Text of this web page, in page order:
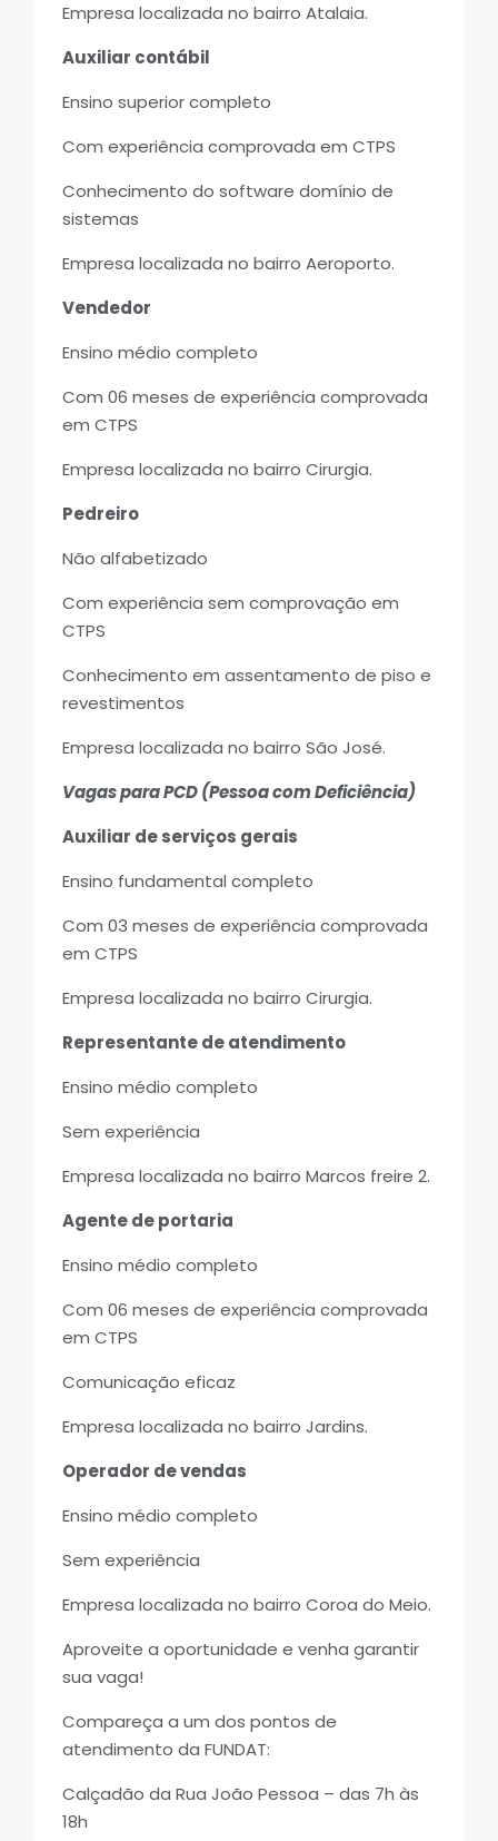
Empresa localizada no bairro Atalaia.
Auxiliar contábil
Ensino superior completo
Com experiência comprovada em CTPS
Conhecimento do software domínio de
sistemas
Empresa localizada no bairro Aeroporto.
Vendedor
Ensino médio completo
Com 06 meses de experiência comprovada
em CTPS
Empresa localizada no bairro Cirurgia.
Pedreiro
Não alfabetizado
Com experiência sem comprovação em
CTPS
Conhecimento em assentamento de piso e
revestimentos
Empresa localizada no bairro São José.
Vagas para PCD (Pessoa com Deficiência)
Auxiliar de serviços gerais
Ensino fundamental completo
Com 03 meses de experiência comprovada
em CTPS
Empresa localizada no bairro Cirurgia.
Representante de atendimento
Ensino médio completo
Sem experiência
Empresa localizada no bairro Marcos freire 2.
Agente de portaria
Ensino médio completo
Com 06 meses de experiência comprovada
em CTPS
Comunicação eficaz
Empresa localizada no bairro Jardins.
Operador de vendas
Ensino médio completo
Sem experiência
Empresa localizada no bairro Coroa do Meio.
Aproveite a oportunidade e venha garantir
sua vaga!
Compareça a um dos pontos de
atendimento da FUNDAT:
Calçadão da Rua João Pessoa – das 7h às
18h